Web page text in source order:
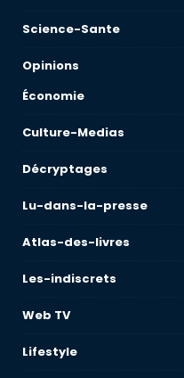
Science-Sante
Opinions
Économie
Culture-Medias
Décryptages
Lu-dans-la-presse
Atlas-des-livres
Les-indiscrets
Web TV
Lifestyle